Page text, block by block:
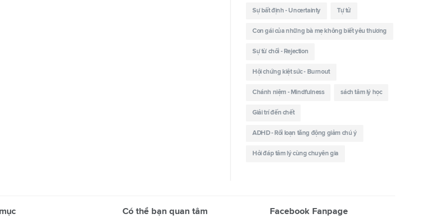
Sự bất định - Uncertainty Tự tử
Con gái của những bà mẹ không biết yêu thương
Sự từ chối - Rejection
Hội chứng kiệt sức - Burnout
Chánh niệm - Mindfulness sách tâm lý học
Giải trí đến chết
ADHD - Rối loạn tăng động giảm chú ý
Hỏi đáp tâm lý cùng chuyên gia
Có thể bạn quan tâm Facebook Fanpage